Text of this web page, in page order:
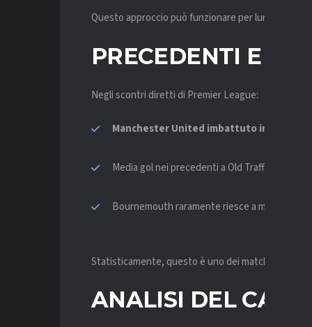
Questo approccio può funzionare per lunghi tratti,
PRECEDENTI E
Negli scontri diretti di Premier League:
Manchester United imbattuto in casa
Media gol nei precedenti a Old Trafford:
Bournemouth raramente riesce a mantenere
Statisticamente, questo è uno dei matchup più
ANALISI DEL